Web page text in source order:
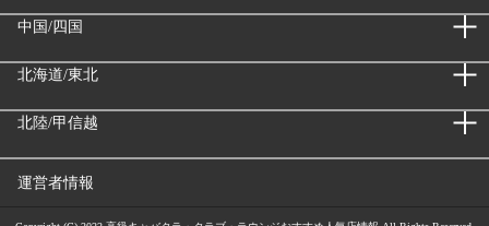
中国/四国
北海道/東北
北陸/甲信越
運営者情報